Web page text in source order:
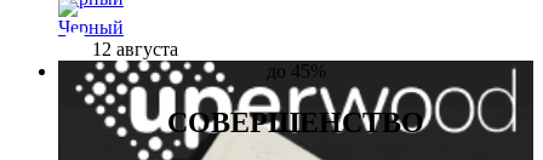
12 августа
до 45%
СОВЕРШЕНСТВО